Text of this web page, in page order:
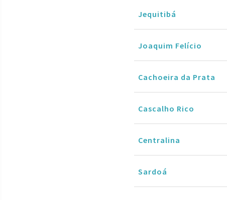
Jequitibá
Joaquim Felício
Cachoeira da Prata
Cascalho Rico
Centralina
Sardoá